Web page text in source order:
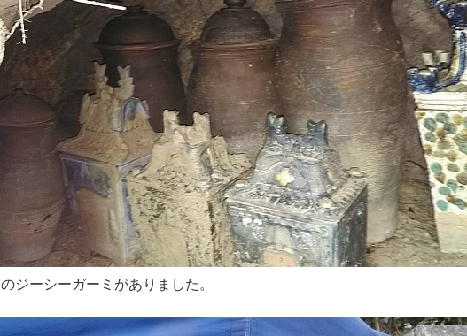
ジーシーガーミがありました。